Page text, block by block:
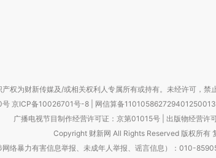
权为财新传媒及/或相关权利人专属所有或持有。未经许可，禁
号京ICP备10026701号-8 网信算备
广播电视节目制作经营许可证：京第01015号| 出版物经营许
Copyright 财新网 All Rights Reserved 版权所有
网络暴力有害信息举报、未成年人举报、谣言信息）：010-